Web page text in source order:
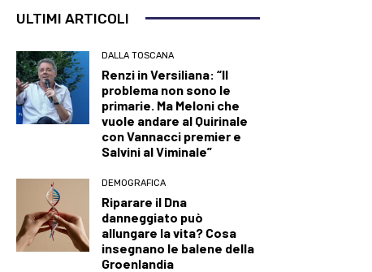
ULTIMI ARTICOLI
DALLA TOSCANA
Renzi in Versiliana: “Il
problema non sono le
primarie. Ma Meloni che
vuole andare al Quirinale
con Vannacci premier e
Salvini al Viminale”
DEMOGRAFICA
Riparare il Dna
danneggiato può
allungare la vita? Cosa
insegnano le balene della
Groenlandia